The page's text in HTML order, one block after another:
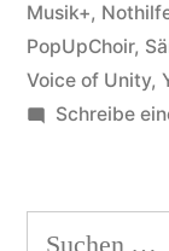
wachsen“
Musik+,
PopUpChoir,
Voice of Unity,
Schreibe
Suchen